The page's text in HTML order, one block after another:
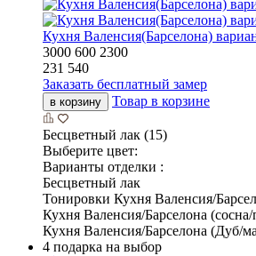
Кухня Валенсия(Барселона)
3000 600 2300
231 540
Заказать бесплатный замер
в корзину Товар в корзине
Бесцветный лак (15)
Выберите цвет:
Варианты отделки :
Бесцветный лак
Тонировки Кухня Валенсия/
Кухня Валенсия/Барселона
Кухня Валенсия/Барселона (Дуб/
4 подарка на выбор